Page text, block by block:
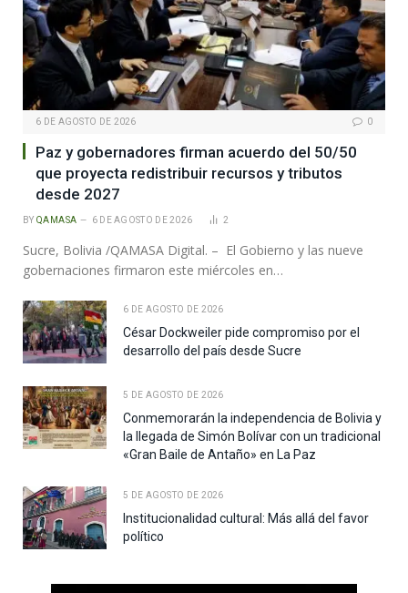
6 DE AGOSTO DE 2026 0
Paz y gobernadores firman acuerdo del 50/50
que proyecta redistribuir recursos y tributos
desde 2027
BY QAMASA 6 DE AGOSTO DE 2026 2
Sucre, Bolivia /QAMASA Digital. – El Gobierno y las nueve
gobernaciones firmaron este miércoles en…
6 DE AGOSTO DE 2026
César Dockweiler pide compromiso por el
desarrollo del país desde Sucre
5 DE AGOSTO DE 2026
Conmemorarán la independencia de Bolivia y
la llegada de Simón Bolívar con un tradicional
«Gran Baile de Antaño» en La Paz
5 DE AGOSTO DE 2026
Institucionalidad cultural: Más allá del favor
político